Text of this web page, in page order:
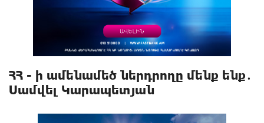
ՀՀ - ի ամենամեծ ներդրողը մենք ենք․
Սամվել Կարապետյան